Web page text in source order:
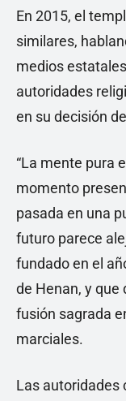
En 2015, el
similares,
medios
autoridades
en su decisión
“La mente pura
momento
pasada en una
futuro parece
fundado en el
de Henan, y que
fusión sagrada
marciales.
Las autoridades